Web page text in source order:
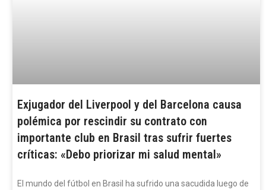
Exjugador del Liverpool y del Barcelona causa
polémica por rescindir su contrato con
importante club en Brasil tras sufrir fuertes
críticas: «Debo priorizar mi salud mental»
El mundo del fútbol en Brasil ha sufrido una sacudida luego de